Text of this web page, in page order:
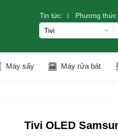
Tin tức Phương thức
Máy sấy Máy rửa bát
Tivi OLED